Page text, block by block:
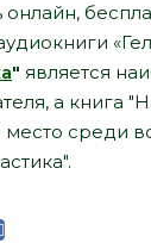
" является
а книга
среди